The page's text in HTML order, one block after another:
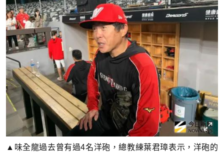
▲味全龍過去曾有過4名洋砲，總教練葉君璋表示，洋砲的